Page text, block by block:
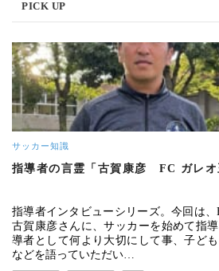
PICK UP
サッカー知識
指導者の言霊「古賀康彦 FC ガレオ
指導者インタビューシリーズ。今回は
古賀康彦さんに、サッカーを始めて指
導者として何より大切にして事、子ど
などを語っていただい…